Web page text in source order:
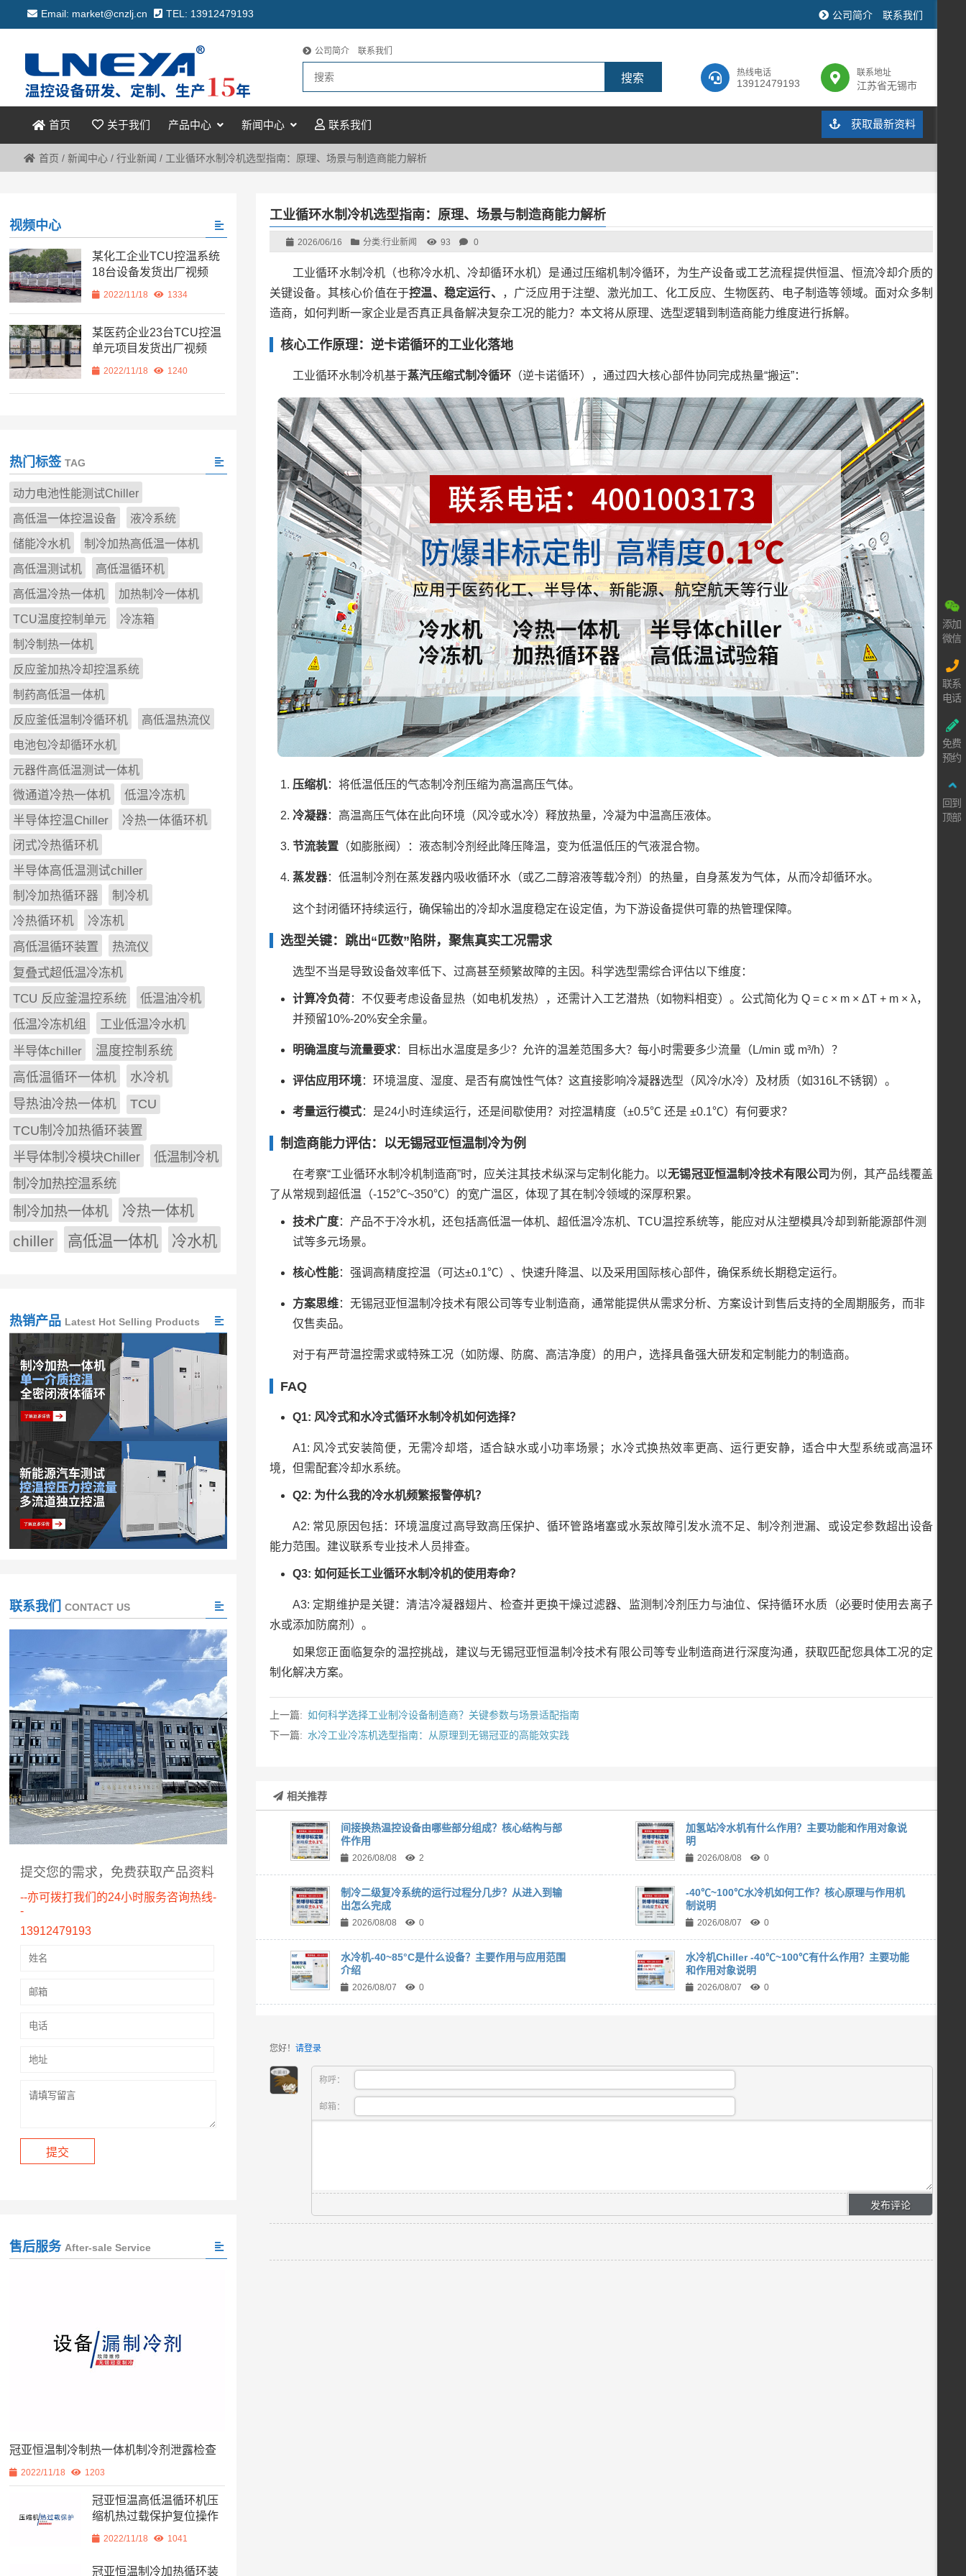
Email: market@cnzlj.cn TEL: 13912479193 公司简介 联系我们
热线电话
13912479193
联系地址
江苏省无锡市
公司简介 联系我们
首页 关于我们 产品中心 新闻中心 联系我们 获取最新资料
首页 / 新闻中心/ 行业新闻 / 工业循环水制冷机选型指南：原理、场景与制造商能力解析
工业循环水制冷机选型指南：原理、场景与制造商能力解析
2026/06/16 分类:行业新闻 93 0
工业循环水制冷机（也称冷水机、冷却循环水机）是通过压缩机制冷循环，为生产设备或工艺流程提供恒温、恒流冷却介质的
关键设备。其核心价值在于控温、稳定运行、
，广泛应用于注塑、激光加工、化工反应、生物医药、电子制造等领域。面对众多制
造商，如何判断一家企业是否真正具备解决复杂工况的能力？本文将从原理、选型逻辑到制造商能力维度进行拆解。
核心工作原理：逆卡诺循环的工业化落地
工业循环水制冷机基于蒸汽压缩式制冷循环（逆卡诺循环），通过四大核心部件协同完成热量“搬运”：
压缩机：将低温低压的气态制冷剂压缩为高温高压气体。
冷凝器：高温高压气体在此向环境（风冷或水冷）释放热量，冷凝为中温高压液体。
节流装置（如膨胀阀）：液态制冷剂经此降压降温，变为低温低压的气液混合物。
蒸发器：低温制冷剂在蒸发器内吸收循环水（或乙二醇溶液等载冷剂）的热量，自身蒸发为气体，从而冷却循环水。
这个封闭循环持续运行，确保输出的冷却水温度稳定在设定值，为下游设备提供可靠的热管理保障。
选型关键：跳出“匹数”陷阱，聚焦真实工况需求
选型不当是导致设备效率低下、过高甚至频繁故障的主因。科学选型需综合评估以下维度：
计算冷负荷：不仅要考虑设备显热（如电机发热），还需计入工艺潜热（如物料相变）。公式简化为 Q = c × m × ΔT + m × λ，
并预留10%-20%安全余量。
明确温度与流量要求：目标出水温度是多少？允许的温差范围多大？每小时需要多少流量（L/min 或 m³/h）？
评估应用环境：环境温度、湿度、是否有腐蚀性气体？这直接影响冷凝器选型（风冷/水冷）及材质（如316L不锈钢）。
考量运行模式：是24小时连续运行，还是间歇使用？对控温精度（±0.5℃ 还是 ±0.1℃）有何要求？
制造商能力评估：以无锡冠亚恒温制冷为例
在考察“工业循环水制冷机制造商”时，应关注其技术纵深与定制化能力。以无锡冠亚恒温制冷技术有限公司 为例，其产品线覆盖
了从常规到超低温（-152℃~350℃）的宽广温区，体现了其在制冷领域的深厚积累。
技术广度：产品不于冷水机，还包括高低温一体机、超低温冷冻机、TCU温控系统等，能应对从注塑模具冷却到新能源部件测
试等多元场景。
核心性能：强调高精度控温（可达±0.1℃）、快速升降温、以及采用国际核心部件，确保系统长期稳定运行。
方案思维：无锡冠亚恒温制冷技术有限公司等专业制造商，通常能提供从需求分析、方案设计到售后支持的全周期服务，而非
仅售卖品。
对于有严苛温控需求或特殊工况（如防爆、防腐、高洁净度）的用户，选择具备强大研发和定制能力的制造商。
FAQ
Q1: 风冷式和水冷式循环水制冷机如何选择？
A1: 风冷式安装简便，无需冷却塔，适合缺水或小功率场景；水冷式换热效率更高、运行更安静，适合中大型系统或高温环
境，但需配套冷却水系统。
Q2: 为什么我的冷水机频繁报警停机？
A2: 常见原因包括：环境温度过高导致高压保护、循环管路堵塞或水泵故障引发水流不足、制冷剂泄漏、或设定参数超出设备
能力范围。建议联系专业技术人员排查。
Q3: 如何延长工业循环水制冷机的使用寿命？
A3: 定期维护是关键：清洁冷凝器翅片、检查并更换干燥过滤器、监测制冷剂压力与油位、保持循环水质（必要时使用去离子
水或添加防腐剂）。
如果您正面临复杂的温控挑战，建议与无锡冠亚恒温制冷技术有限公司等专业制造商进行深度沟通，获取匹配您具体工况的定
制化解决方案。
上一篇: 如何科学选择工业制冷设备制造商？关键参数与场景适配指南
下一篇: 水冷工业冷冻机选型指南：从原理到无锡冠亚的高能效实践
相关推荐
间接换热温控设备由哪些部分组成？核心结构与部
件作用
2026/08/08 2
加氢站冷水机有什么作用？主要功能和作用对象说
明
2026/08/08 0
制冷二级复冷系统的运行过程分几步？从进入到输
出怎么完成
2026/08/08 0
-40℃~100℃水冷机如何工作？核心原理与作用机
制说明
2026/08/07 0
水冷机-40~85°C是什么设备？主要作用与应用范围
介绍
2026/08/07 0
水冷机Chiller -40℃~100℃有什么作用？主要功能
和作用对象说明
2026/08/07 0
您好！ 请登录
称呼：
邮箱：
视频中心
某化工企业TCU控温系统
18台设备发货出厂视频
2022/11/18 1334
某医药企业23台TCU控温
单元项目发货出厂视频
2022/11/18 1240
热门标签 TAG
动力电池性能测试Chiller
高低温一体控温设备 液冷系统
储能冷水机 制冷加热高低温一体机
高低温测试机 高低温循环机
高低温冷热一体机 加热制冷一体机
TCU温度控制单元 冷冻箱
制冷制热一体机
反应釜加热冷却控温系统
制药高低温一体机
反应釜低温制冷循环机 高低温热流仪
电池包冷却循环水机
元器件高低温测试一体机
微通道冷热一体机
低温冷冻机
半导体控温Chiller
冷热一体循环机
闭式冷热循环机
半导体高低温测试chiller
制冷加热循环器
制冷机
冷热循环机
冷冻机
高低温循环装置
热流仪
复叠式超低温冷冻机
TCU 反应釜温控系统
低温油冷机
低温冷冻机组
工业低温冷水机
半导体chiller
温度控制系统
高低温循环一体机
水冷机
导热油冷热一体机
TCU
TCU制冷加热循环装置
半导体制冷模块Chiller
低温制冷机
制冷加热控温系统
制冷加热一体机
冷热一体机
chiller 高低温一体机 冷水机
热销产品 Latest Hot Selling Products
联系我们 CONTACT US
提交您的需求，免费获取产品资料
--亦可拨打我们的24小时服务咨询热线-
-
13912479193
售后服务 After-sale Service
冠亚恒温制冷制热一体机制冷剂泄露检查
2022/11/18 1203
冠亚恒温高低温循环机压
缩机热过载保护复位操作
2022/11/18 1041
冠亚恒温制冷加热循环装
添加
微信
联系
电话
免费
预约
回到
顶部